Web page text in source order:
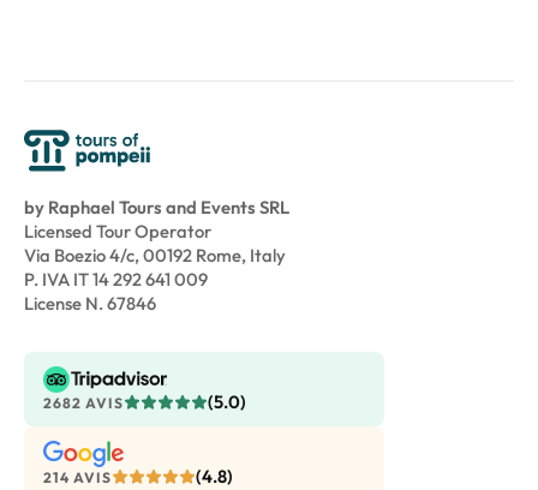
by Raphael Tours and Events SRL
Licensed Tour Operator
Via Boezio 4/c, 00192 Rome, Italy
P. IVA IT 14 292 641 009
License N. 67846
2682 AVIS (5.0)
214 AVIS (4.8)